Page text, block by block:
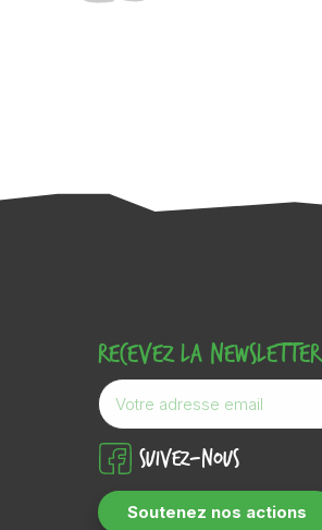
Recevez la newsletter
Suivez-nous
Soutenez nos actions